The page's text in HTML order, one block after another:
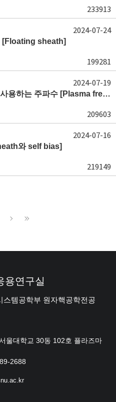
233913
[Floating sheath]
199281
2024-07-24
Dielectric Etcher(CCP)에서 사용하는 주파수 [Plasma frequency 및 RF sheath]
209603
2024-07-19
와 self bias]
219149
2024-07-16
용연구실
템공학부 원자핵공학전공
울대학교 30동 102호 플라즈마
2688